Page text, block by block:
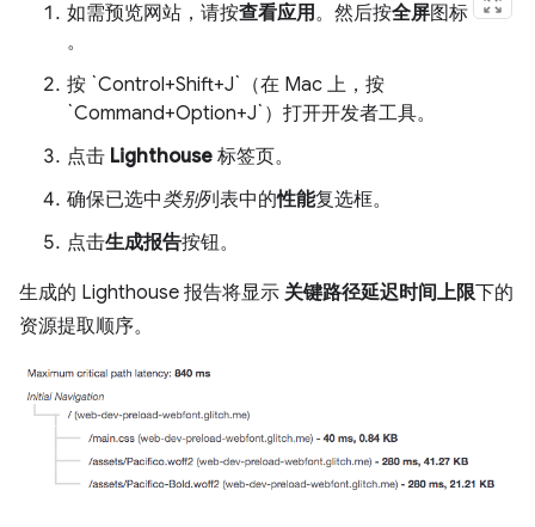
如需预览网站，请按查看应用。然后按全屏图标
。
按 `Control+Shift+J`（在 Mac 上，按
`Command+Option+J`）打开开发者工具。
点击 Lighthouse 标签页。
确保已选中类别列表中的性能复选框。
点击生成报告按钮。
生成的 Lighthouse 报告将显示 关键路径延迟时间上限下的
资源提取顺序。